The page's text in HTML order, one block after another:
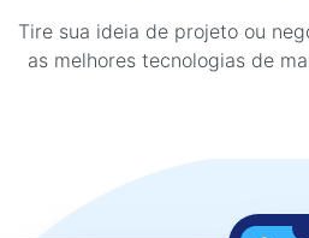
Tire sua ideia de projeto ou
as melhores tecnologias de